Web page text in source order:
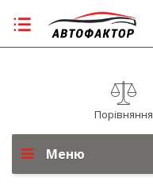
Порівняння
Меню